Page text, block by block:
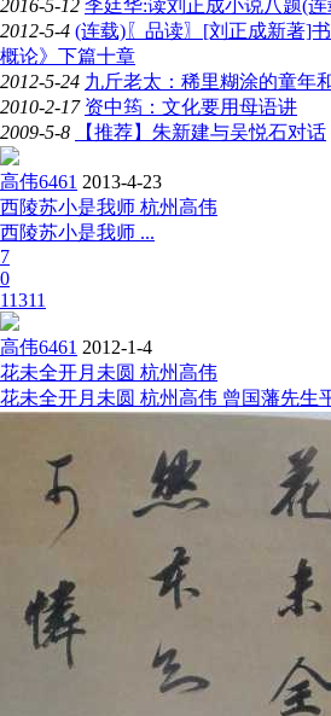
2016-5-12 李廷华:读刘正成小说八题(
2012-5-4 (连载)〖品读〗[刘正成新著]
概论》下篇十章
2012-5-24 九斤老太：稀里糊涂的童年
2010-2-17 资中筠：文化要用母语讲
2009-5-8
【推荐】朱新建与吴悦石对话
高伟6461 2013-4-23
西陵苏小是我师 杭州高伟
西陵苏小是我师 ...
7
0
11311
高伟6461 2012-1-4
花未全开月未圆 杭州高伟
花未全开月未圆 杭州高伟 曾国藩先生